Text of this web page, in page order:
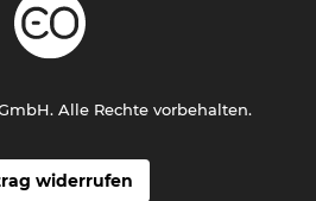
widerrufen
Alle Rechte vorbehalten.